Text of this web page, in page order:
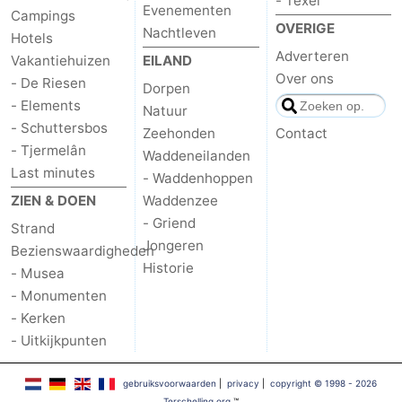
Campings
Hotels
Vakantiehuizen
- De Riesen
- Elements
- Schuttersbos
- Tjermelân
Last minutes
ZIEN & DOEN
Strand
Bezienswaardigheden
- Musea
- Monumenten
- Kerken
- Uitkijkpunten
Evenementen
Nachtleven
EILAND
Dorpen
Natuur
Zeehonden
Waddeneilanden
- Waddenhoppen
Waddenzee
- Griend
Jongeren
Historie
OVERIGE
Adverteren
Over ons
Contact
gebruiksvoorwaarden privacy
copyright © 1998 - 2026